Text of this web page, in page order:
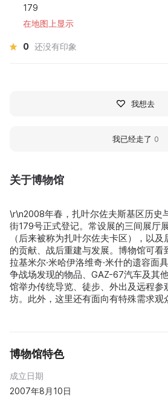
关于博物馆
\r\n2008年春，扎叶尔佐夫斯基区历史
街179号正式登记。常设展的三间展厅
（后来被称为扎叶尔佐夫卡区），以
的贡献、战后重建与发展。博物馆可看
拉基米尔·米哈伊洛维奇·米什的遗容面
争战场发现的物品、GAZ-67汽车及其
馆举办传统导览、徒步、外出及远程参
坊。此外，这里还有面向有特殊需求观
博物馆特色
成立日期
2007年8月10日
179
在地图上显示
0 还没有印象
我想去
我已经走了 0